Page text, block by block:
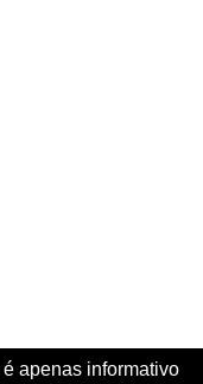
é apenas informativo